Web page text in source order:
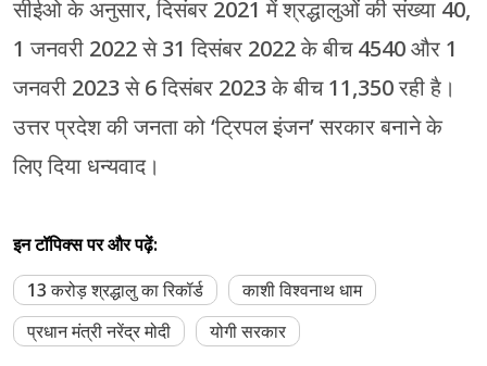
सीईओ के अनुसार, दिसंबर 2021 में श्रद्धालुओं की संख्या 40,
1 जनवरी 2022 से 31 दिसंबर 2022 के बीच 4540 और 1
जनवरी 2023 से 6 दिसंबर 2023 के बीच 11,350 रही है।
उत्तर प्रदेश की जनता को ‘ट्रिपल इंजन’ सरकार बनाने के
लिए दिया धन्यवाद।
इन टॉपिक्स पर और पढ़ें:
13 करोड़ श्रद्धालु का रिकॉर्ड
काशी विश्वनाथ धाम
प्रधान मंत्री नरेंद्र मोदी
योगी सरकार